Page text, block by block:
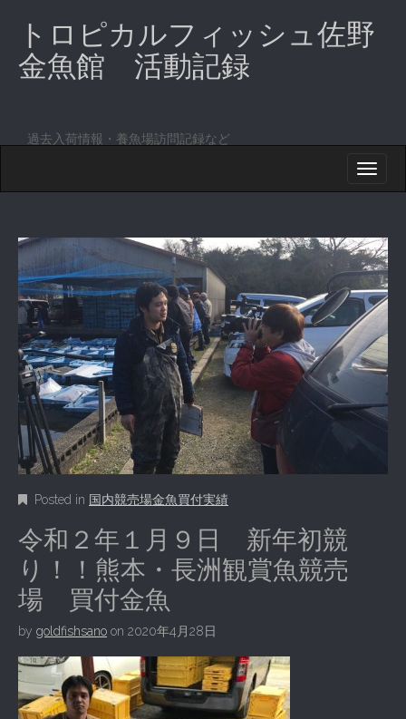
トロピカルフィッシュ佐野
金魚館 活動記録
過去入荷情報・養魚場訪問記録など
N
M
E
N
U
O
O
N
T
E
N
T
Posted in 国内競売場金魚買付実績
令和２年１月９日 新年初競
り！！熊本・長洲観賞魚競売
場 買付金魚
by goldfishsano on 2020年4月28日